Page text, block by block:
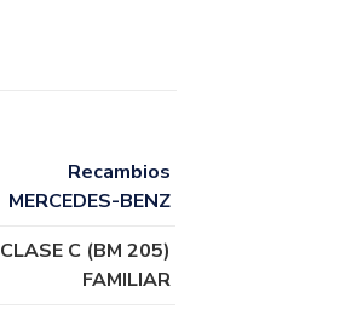
Recambios
MERCEDES-BENZ
CLASE C (BM 205)
FAMILIAR